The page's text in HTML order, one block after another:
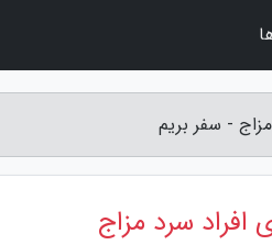
- سفر بریم
سرد مزاج